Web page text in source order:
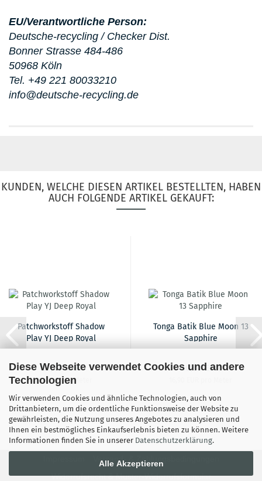
Diese Webseite verwendet Cookies und andere
Technologien
Wir verwenden Cookies und ähnliche Technologien, auch von
Drittanbietern, um die ordentliche Funktionsweise der Website zu
gewährleisten, die Nutzung unseres Angebotes zu analysieren und
Ihnen ein bestmögliches Einkaufserlebnis bieten zu können. Weitere
Informationen finden Sie in unserer Datenschutzerklärung.
Alle Akzeptieren
EU/Verantwortliche Person:
Deutsche-recycling / Checker Dist.
Bonner Strasse 484-486
50968 Köln
Tel. +49 221 80033210
info@deutsche-recycling.de
KUNDEN, WELCHE DIESEN ARTIKEL BESTELLTEN, HABEN
AUCH FOLGENDE ARTIKEL GEKAUFT:
Patchworkstoff Shadow
Play YJ Deep Royal
16,90 EUR
16,90 EUR pro Meter
Tonga Batik Blue Moon 13
Sapphire
16,90 EUR
Versand- & Zahlungsbedingungen
Widerrufsrecht & Muster-Widerrufsformular